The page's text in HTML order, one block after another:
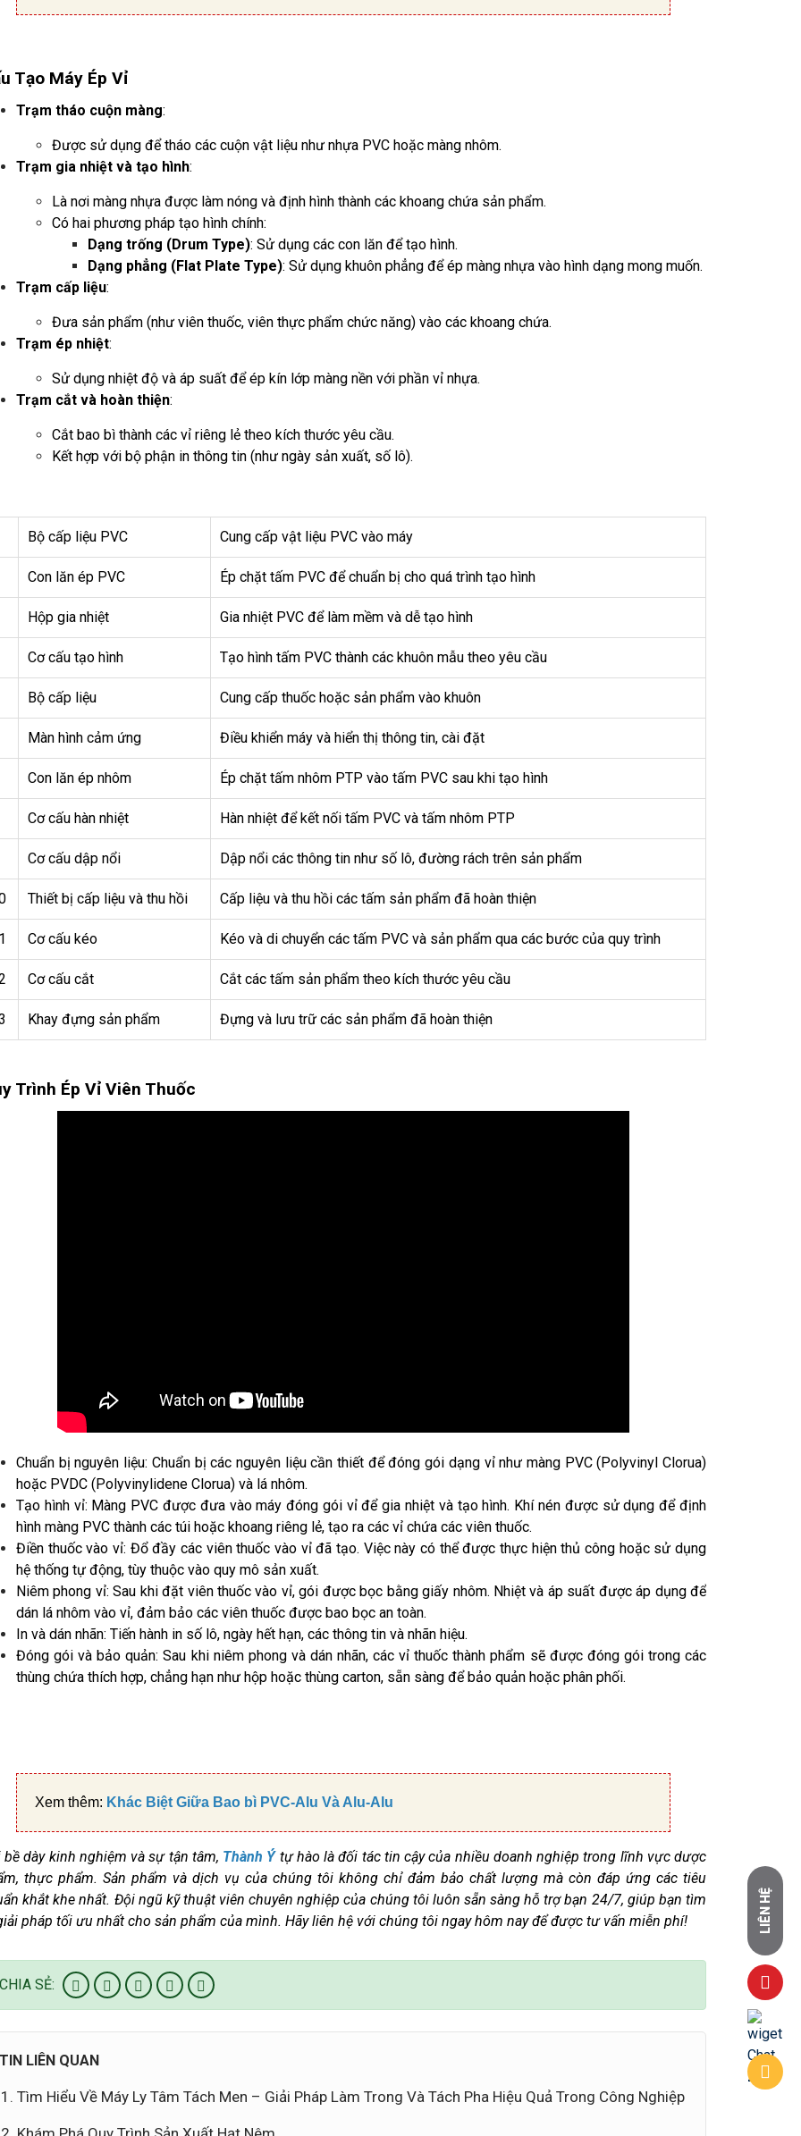
Tạo Máy Ép Vỉ
Trạm tháo cuộn màng:
Được sử dụng để tháo các cuộn vật liệu như nhựa PVC hoặc màng nhôm.
Trạm gia nhiệt và tạo hình:
Là nơi màng nhựa được làm nóng và định hình thành các khoang chứa sản phẩm.
Có hai phương pháp tạo hình chính:
Dạng trống (Drum Type): Sử dụng các con lăn để tạo hình.
Dạng phẳng (Flat Plate Type): Sử dụng khuôn phẳng để ép màng nhựa vào hình dạng mong muốn.
Trạm cấp liệu:
Đưa sản phẩm (như viên thuốc, viên thực phẩm chức năng) vào các khoang chứa.
Trạm ép nhiệt:
Sử dụng nhiệt độ và áp suất để ép kín lớp màng nền với phần vỉ nhựa.
Trạm cắt và hoàn thiện:
Cắt bao bì thành các vỉ riêng lẻ theo kích thước yêu cầu.
Kết hợp với bộ phận in thông tin (như ngày sản xuất, số lô).
Bộ cấp liệu PVC Cung cấp vật liệu PVC vào máy
Con lăn ép PVC Ép chặt tấm PVC để chuẩn bị cho quá trình tạo hình
Hộp gia nhiệt Gia nhiệt PVC để làm mềm và dễ tạo hình
Cơ cấu tạo hình Tạo hình tấm PVC thành các khuôn mẫu theo yêu cầu
Bộ cấp liệu Cung cấp thuốc hoặc sản phẩm vào khuôn
Màn hình cảm ứng Điều khiển máy và hiển thị thông tin, cài đặt
Con lăn ép nhôm Ép chặt tấm nhôm PTP vào tấm PVC sau khi tạo hình
Cơ cấu hàn nhiệt Hàn nhiệt để kết nối tấm PVC và tấm nhôm PTP
Cơ cấu dập nổi Dập nổi các thông tin như số lô, đường rách trên sản phẩm
Thiết bị cấp liệu và thu hồi Cấp liệu và thu hồi các tấm sản phẩm đã hoàn thiện
Cơ cấu kéo Kéo và di chuyển các tấm PVC và sản phẩm qua các bước của quy trình
Cơ cấu cắt Cắt các tấm sản phẩm theo kích thước yêu cầu
Khay đựng sản phẩm Đựng và lưu trữ các sản phẩm đã hoàn thiện
Trình Ép Vỉ Viên Thuốc
Chuẩn bị nguyên liệu: Chuẩn bị các nguyên liệu cần thiết để đóng gói dạng vỉ như màng PVC (Polyvinyl Clorua)
hoặc PVDC (Polyvinylidene Clorua) và lá nhôm.
Tạo hình vỉ: Màng PVC được đưa vào máy đóng gói vỉ để gia nhiệt và tạo hình. Khí nén được sử dụng để định
hình màng PVC thành các túi hoặc khoang riêng lẻ, tạo ra các vỉ chứa các viên thuốc.
Điền thuốc vào vỉ: Đổ đầy các viên thuốc vào vỉ đã tạo. Việc này có thể được thực hiện thủ công hoặc sử dụng
hệ thống tự động, tùy thuộc vào quy mô sản xuất.
Niêm phong vỉ: Sau khi đặt viên thuốc vào vỉ, gói được bọc bằng giấy nhôm. Nhiệt và áp suất được áp dụng để
dán lá nhôm vào vỉ, đảm bảo các viên thuốc được bao bọc an toàn.
In và dán nhãn: Tiến hành in số lô, ngày hết hạn, các thông tin và nhãn hiệu.
Đóng gói và bảo quản: Sau khi niêm phong và dán nhãn, các vỉ thuốc thành phẩm sẽ được đóng gói trong các
thùng chứa thích hợp, chẳng hạn như hộp hoặc thùng carton, sẵn sàng để bảo quản hoặc phân phối.
Xem thêm: Khác Biệt Giữa Bao bì PVC-Alu Và Alu-Alu
bề dày kinh nghiệm và sự tận tâm, Thành Ýtự hào là đối tác tin cậy của nhiều doanh nghiệp trong lĩnh vực dược
thực phẩm. Sản phẩm và dịch vụ của chúng tôi không chỉ đảm bảo chất lượng mà còn đáp ứng các tiêu
khắt khe nhất. Đội ngũ kỹ thuật viên chuyên nghiệp của chúng tôi luôn sẵn sàng hỗ trợ bạn 24/7, giúp bạn tìm
pháp tối ưu nhất cho sản phẩm của mình. Hãy liên hệ với chúng tôi ngay hôm nay để được tư vấn miễn phí!
CHIA SẺ:
TIN LIÊN QUAN
Tìm Hiểu Về Máy Ly Tâm Tách Men – Giải Pháp Làm Trong Và Tách Pha Hiệu Quả Trong Công Nghiệp
LIÊN HỆ